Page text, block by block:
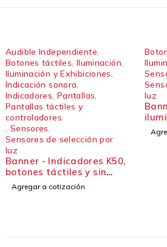
Audible Independiente
Botones táctiles Iluminación
Iluminación y Exhibiciones
Indicación sonora
Indicadores Pantallas
Pantallas táctiles y
controladores
Sensores
Sensores de selección por
luz
Banner - Indicadores K50,
botones táctiles y sin
contacto
Agregar a cotización
luz